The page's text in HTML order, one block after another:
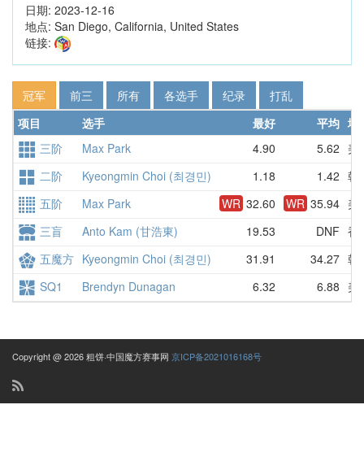
日期: 2023-12-16
地点: San Diego, California, United States
链接:
冠军 前三 所有 各选手 纪录
打乱
项目
选手 最好 平均 地
三阶
Max Park 4.90 5.62 美
二阶
Kyeongmin Choi (최경민) 1.18 1.42 韩
五阶
Max Park WR 32.60 WR 35.94 美
三盲
Anto Kam (甘浩東) 19.53 DNF 香
五魔方 Kyeongmin Choi (최경민) 31.91 34.27 韩
SQ1
Brendyn Dunagan 6.32 6.88 美
Copyright @ 2026 粗饼·中国魔方赛事网 京ICP备2021016168号